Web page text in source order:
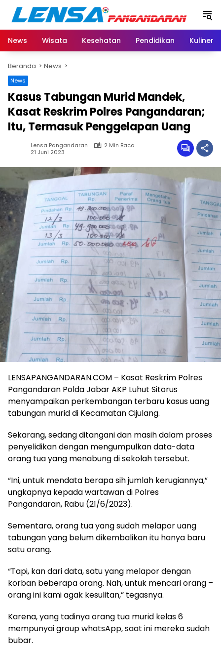
Langsung
konten
News
Wisata Kesehatan Pendidikan Kuliner
Beranda News
News
Kasus Tabungan Murid Mandek,
Kasat Reskrim Polres Pangandaran;
Itu, Termasuk Penggelapan Uang
Lensa Pangandaran
2 Min Baca
21 Juni 2023
LENSAPANGANDARAN.COM – Kasat Reskrim Polres
Pangandaran Polda Jabar AKP Luhut Sitorus
menyampaikan perkembangan terbaru kasus uang
tabungan murid di Kecamatan Cijulang.
Sekarang, sedang ditangani dan masih dalam proses
penyelidikan dengan mengumpulkan data-data
orang tua yang menabung di sekolah tersebut.
“Ini, untuk mendata berapa sih jumlah kerugiannya,”
ungkapnya kepada wartawan di Polres
Pangandaran, Rabu (21/6/2023).
Sementara, orang tua yang sudah melapor uang
tabungan yang belum dikembalikan itu hanya baru
satu orang.
“Tapi, kan dari data, satu yang melapor dengan
korban beberapa orang. Nah, untuk mencari orang –
orang ini kami agak kesulitan,” tegasnya.
Karena, yang tadinya orang tua murid kelas 6
mempunyai group whatsApp, saat ini mereka sudah
bubar.